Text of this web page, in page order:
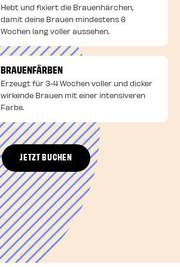
Hebt und fixiert die Brauenhärchen,
damit deine Brauen mindestens 6
Wochen lang voller aussehen.
BRAUENFÄRBEN
Erzeugt für 3-4 Wochen voller und dicker
wirkende Brauen mit einer intensiveren
Farbe.
JETZT BUCHEN